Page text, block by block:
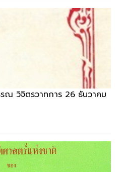
วิจิตรวาทการ 26 ธันวาคม